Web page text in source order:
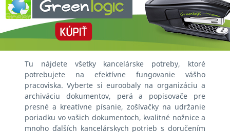
Tu nájdete všetky kancelárske potreby, ktoré
potrebujete na efektívne fungovanie vášho
pracoviska. Vyberte si euroobaly na organizáciu a
archiváciu dokumentov, perá a popisovače pre
presné a kreatívne písanie, zošívačky na udržanie
poriadku vo vašich dokumentoch, kvalitné nožnice a
mnoho ďalších kancelárskych potrieb s doručením